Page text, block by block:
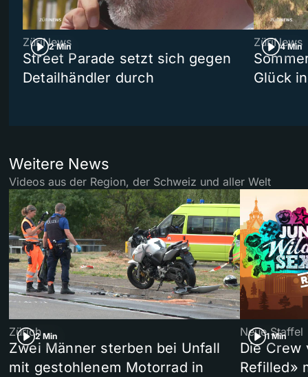
2 Min
ZüriNews
Street Parade setzt sich gegen
Detailhändler durch
4 Min
ZüriNews
Glück
Weitere News
Videos aus der Region, der Schweiz und aller Welt
2 Min
Zürich
Zwei Männer sterben bei Unfall
mit gestohlenem Motorrad in
1 Min
Neue Staffel
Die Crew
Refilled»